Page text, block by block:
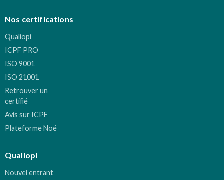
Nos certifications
Qualiopi
ICPF PRO
ISO 9001
ISO 21001
Retrouver un
certifié
Avis sur ICPF
Plateforme Noé
Qualiopi
Nouvel entrant